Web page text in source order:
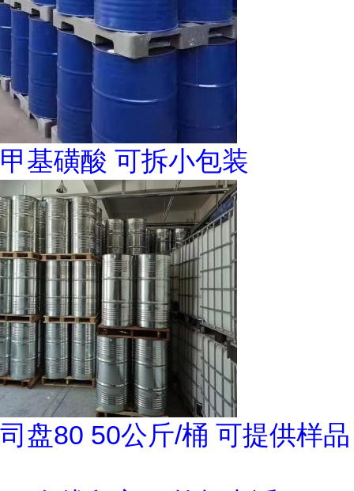
甲基磺酸 可拆小包装
司盘80 50公斤/桶 可提供样品